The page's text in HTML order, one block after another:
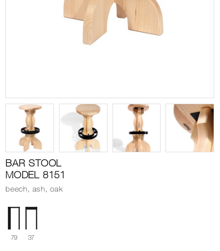
BAR STOOL
MODEL 8151
beech, ash, oak
79 37